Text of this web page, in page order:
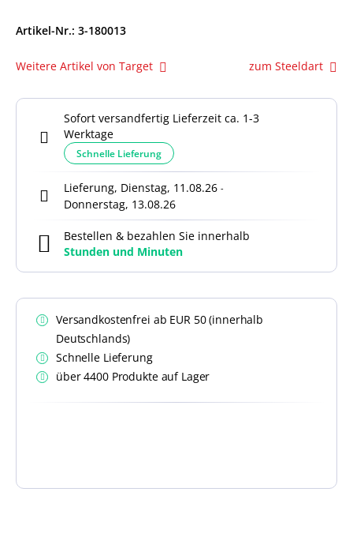
Artikel-Nr.: 3-180013
Weitere Artikel von Target zum Steeldart
Sofort versandfertig Lieferzeit ca. 1-3
Werktage
Schnelle Lieferung
Lieferung, Dienstag, 11.08.26 -
Donnerstag, 13.08.26
Bestellen & bezahlen Sie innerhalb
Stunden und Minuten
Versandkostenfrei ab EUR 50 (innerhalb
Deutschlands)
Schnelle Lieferung
über 4400 Produkte auf Lager